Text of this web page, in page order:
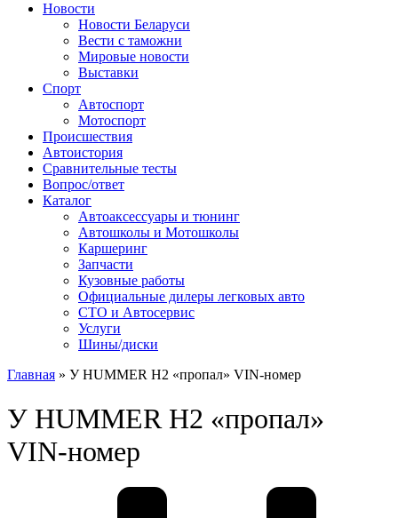
Сайт про автомобили
Новости
Новости Беларуси
Вести с таможни
Мировые новости
Выставки
Спорт
Автоспорт
Мотоспорт
Происшествия
Автоистория
Сравнительные тесты
Вопрос/ответ
Каталог
Автоакcессуары и тюнинг
Автошколы и Мотошколы
Каршеринг
Запчасти
Кузовные работы
Официальные дилеры легковых авто
СТО и Автосервис
Услуги
Шины/диски
Главная » У HUMMER H2 «пропал» VIN-номер
У HUMMER H2 «пропал»
VIN-номер